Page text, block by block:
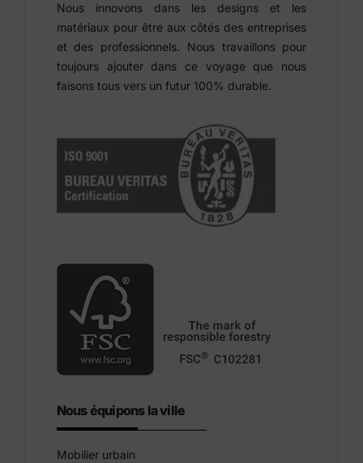
Nous innovons dans les designs et les
matériaux pour être aux côtés des entreprises
et des professionnels. Nous travaillons pour
toujours ajouter dans ce voyage que nous
faisons tous vers un futur 100% durable.
Nous équipons la ville
Mobilier urbain